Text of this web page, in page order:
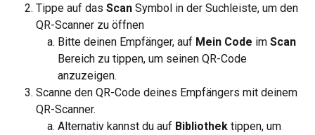
Tippe auf das Scan Symbol in der Suchleiste, um den
QR-Scanner zu öffnen
Bitte deinen Empfänger, auf Mein Code im Scan
Bereich zu tippen, um seinen QR-Code
anzuzeigen.
Scanne den QR-Code deines Empfängers mit deinem
QR-Scanner.
Alternativ kannst du auf Bibliothek tippen, um